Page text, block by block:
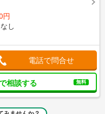
円
なし
電話で問合せ
相談する 無料